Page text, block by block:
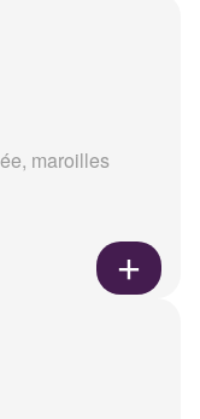
maroilles